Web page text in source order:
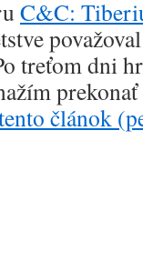
C&C:
treťom dni
článok